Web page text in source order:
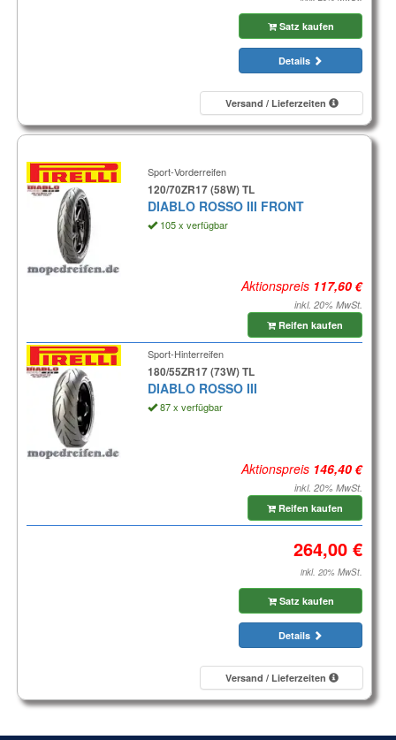
Satz kaufen
Details
Versand / Lieferzeiten
Sport-Vorderreifen
120/70ZR17 (58W) TL
DIABLO ROSSO III FRONT
105 x verfügbar
Aktionspreis
inkl. 20% MwSt.
Reifen kaufen
Sport-Hinterreifen
180/55ZR17 (73W) TL
DIABLO ROSSO III
87 x verfügbar
Aktionspreis
inkl. 20% MwSt.
Reifen kaufen
inkl. 20% MwSt.
Satz kaufen
Details
Versand / Lieferzeiten